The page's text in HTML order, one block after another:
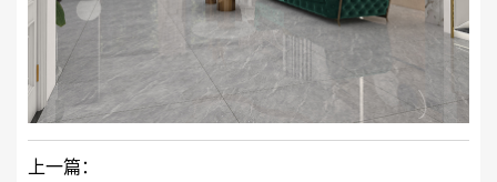
上一篇：